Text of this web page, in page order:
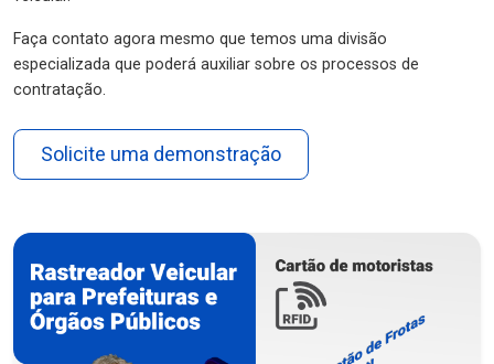
Faça contato agora mesmo que temos uma divisão
especializada que poderá auxiliar sobre os processos de
contratação.
Solicite uma demonstração